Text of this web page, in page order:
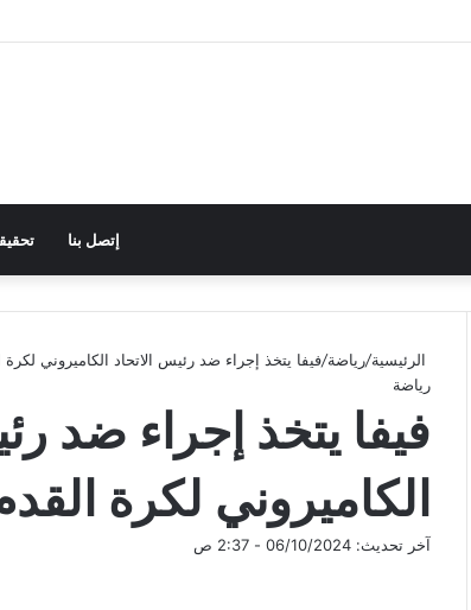
إتصل بنا
الرئيسية/رياضة/فيفا يتخذ إجراء ضد رئيس الاتحاد الكاميروني لكرة
رياضة
فيفا يتخذ إجراء ضد
الكاميروني لكرة
آخر تحديث: 06/10/2024 - 2:37 ص